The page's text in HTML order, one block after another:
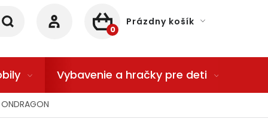
NÁKUPNÝ KOŠÍK
Prázdny košík
Vybavenie a hračky pre deti